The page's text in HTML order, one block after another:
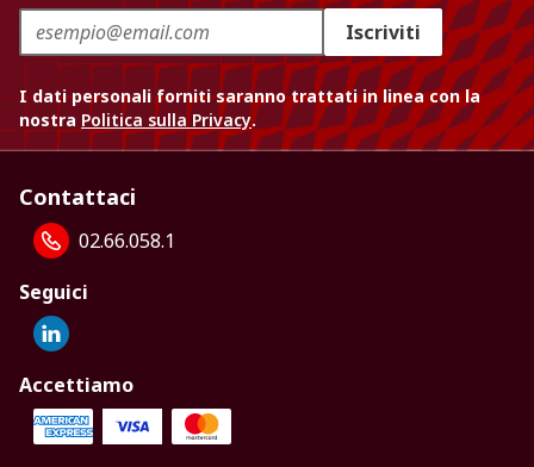
Iscriviti
I dati personali forniti saranno trattati in linea con la
nostra Politica sulla Privacy.
Contattaci
02.66.058.1
Seguici
Accettiamo